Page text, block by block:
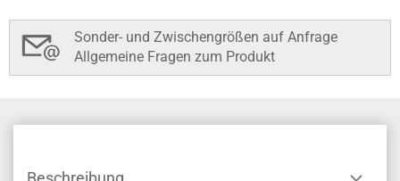
Sonder- und Zwischengrößen auf Anfrage
Allgemeine Fragen zum Produkt